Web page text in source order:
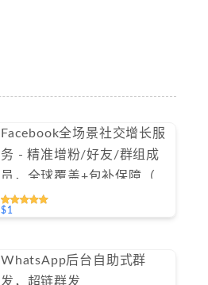
Facebook全场景社交增长服
务 - 精准增粉/好友/群组成
员，全球覆盖+包补保障（不
支持免费测试）
$1
WhatsApp后台自助式群
发，超链群发